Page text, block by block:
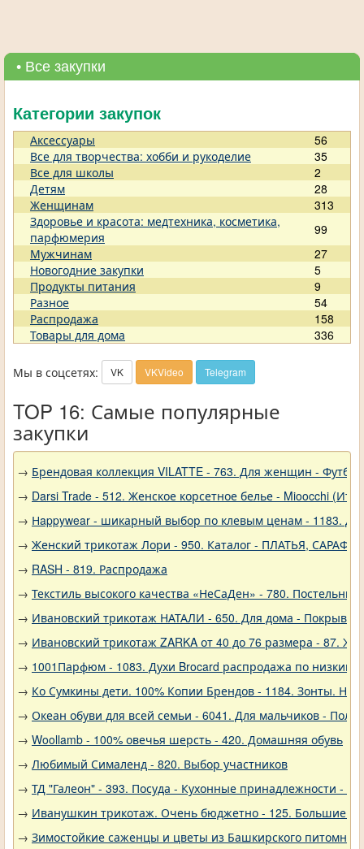
• Все закупки
Категории закупок
Аксессуары
56
Все для творчества: хобби и рукоделие
35
Все для школы
2
Детям
28
Женщинам
313
Здоровье и красота: медтехника, косметика,
парфюмерия
99
Мужчинам
27
Новогодние закупки
5
Продукты питания
9
Разное
54
Распродажа
158
Товары для дома
336
Мы в соцсетях: VK VKVideo Telegram
TOP 16: Самые популярные
закупки
→ Брендовая коллекция VILATTE - 763. Для женщин -
→ Darsi Trade - 512. Женское корсетное белье - Mioocchi
→ Нappywear - шикарный выбор по клевым ценам - 1183.
→ Женский трикотаж Лори - 950. Каталог - ПЛАТЬЯ,
→ RASH - 819. Распродажа
→ Текстиль высокого качества «НеСаДен» - 780.
→ Ивановский трикотаж НАТАЛИ - 650. Для дома -
→ Ивановский трикотаж ZARKA от 40 до 76 размера - 87.
→ 1001Парфюм - 1083. Духи Brocard распродажа по низким
→ Ко Сумкины дети. 100% Копии Брендов - 1184. Зонты.
→ Океан обуви для всей семьи - 6041. Для мальчиков -
→ Woollamb - 100% овечья шерсть - 420. Домашняя обувь
→ Любимый Сималенд - 820. Выбор участников
→ ТД "Галеон" - 393. Посуда - Кухонные принадлежности -
→ Иванушкин трикотаж. Очень бюджетно - 125. Большие
→ Зимостойкие саженцы и цветы из Башкирского